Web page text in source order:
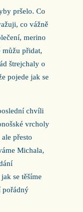
pršelo. Co
co vážně
merino
můžu přidat,
štrejchaly o
pojede jak se
chvíli
vrcholy
přesto
Michala,
se těšíme
pořádný